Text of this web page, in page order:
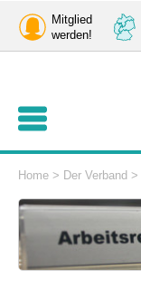
Mitglied
werden!
Home > Der Verband >